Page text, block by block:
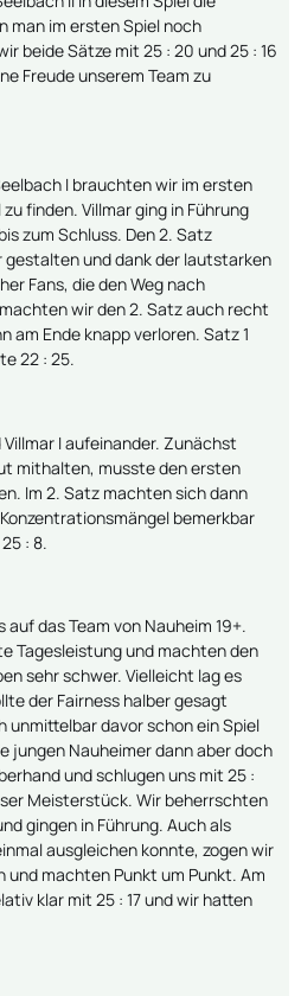
man im ersten Spiel noch
beide Sätze mit 25 : 20 und 25 : 16
Freude unserem Team zu
I brauchten wir im ersten
finden. Villmar ging in Führung
zum Schluss. Den 2. Satz
und dank der lautstarken
Fans, die den Weg nach
wir den 2. Satz auch recht
am Ende knapp verloren. Satz 1
22 : 25.
I aufeinander. Zunächst
mithalten, musste den ersten
Im 2. Satz machten sich dann
bemerkbar
: 8.
das Team von Nauheim 19+.
Tagesleistung und machten den
sehr schwer. Vielleicht lag es
der Fairness halber gesagt
unmittelbar davor schon ein Spiel
jungen Nauheimer dann aber doch
und schlugen uns mit 25 :
Meisterstück. Wir beherrschten
gingen in Führung. Auch als
ausgleichen konnte, zogen wir
und machten Punkt um Punkt. Am
klar mit 25 : 17 und wir hatten